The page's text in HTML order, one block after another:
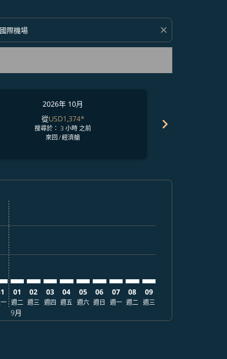
close
2026年 10月
從USD1,374*
搜尋於： 3 小時 之前
來回/經濟艙
chevron_right
票價
查找票價查找票價查找票價
disclaimer. 查找票價
offers-disclaimer. 查找票價
view-offers-disclaimer. 查找票價
cmp-view-offers-disclaimer. 查找票價
cmp-view-offers-disclaimer. 查找票價
cmp-view-offers-disclaimer. 查找票價
01
週二
9月
02
週三
03
週四
04
週五
05
週六
06
週日
07
週一
08
週二
09
週三